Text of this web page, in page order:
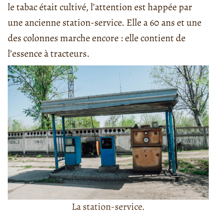
le tabac était cultivé, l’attention est happée par
une ancienne station-service. Elle a 60 ans et une
des colonnes marche encore : elle contient de
l’essence à tracteurs.
La station-service.